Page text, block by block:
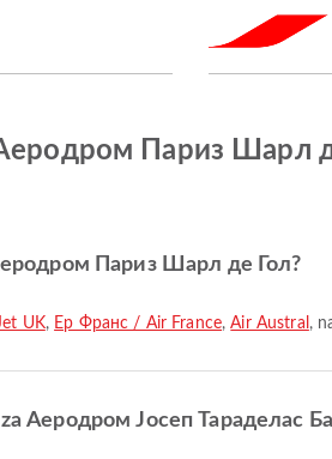
Париз Шарл
Париз Шарл де Гол?
UK, Ер Франс / Air France,Air Austral ,
Аеродром Јосеп Тараделас